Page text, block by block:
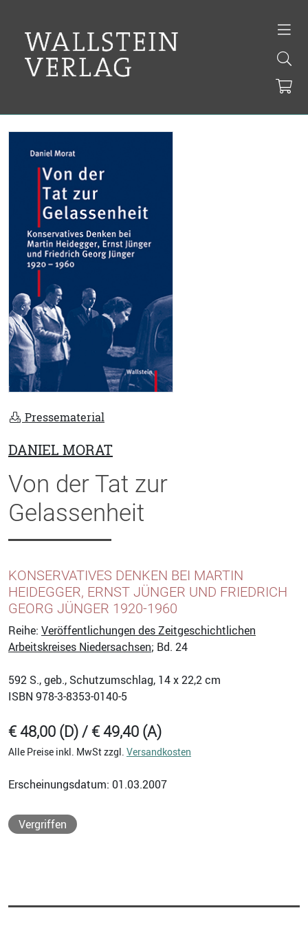
Pressematerial
DANIEL MORAT
Von der Tat zur
Gelassenheit
KONSERVATIVES DENKEN BEI MARTIN
HEIDEGGER, ERNST JÜNGER UND FRIEDRICH
GEORG JÜNGER 1920-1960
Reihe: Veröffentlichungen des Zeitgeschichtlichen
Arbeitskreises Niedersachsen; Bd. 24
592 S., geb., Schutzumschlag, 14 x 22,2 cm
ISBN 978-3-8353-0140-5
€ 48,00 (D) / € 49,40 (A)
Alle Preise inkl. MwSt zzgl. Versandkosten
Erscheinungsdatum: 01.03.2007
Vergriffen